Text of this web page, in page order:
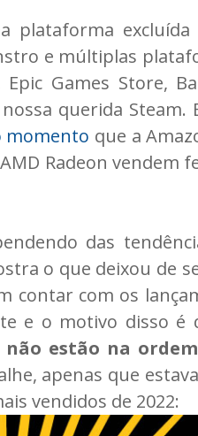
plataforma
e múltiplas
Games Store,
querida Steam.
momento que a
Radeon vendem
das
o que deixou de
contar com os
e o motivo disso é
não estão na
apenas que
vendidos de 2022: